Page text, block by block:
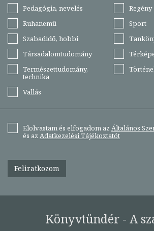
Pedagógia, nevelés
Regény
Ruhanemű
Sport
Szabadidő, hobbi
Társadalomtudomány
Természettudomány,
technika
Vallás
Elolvastam és elfogadom az Általános
és az Adatkezelési Tájékoztatót
Feliratkozom
Könyvtündér - A